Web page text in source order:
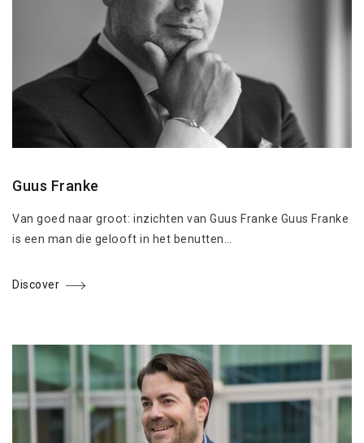
Guus Franke
Van goed naar groot: inzichten van Guus Franke Guus Franke
is een man die gelooft in het benutten…
Discover